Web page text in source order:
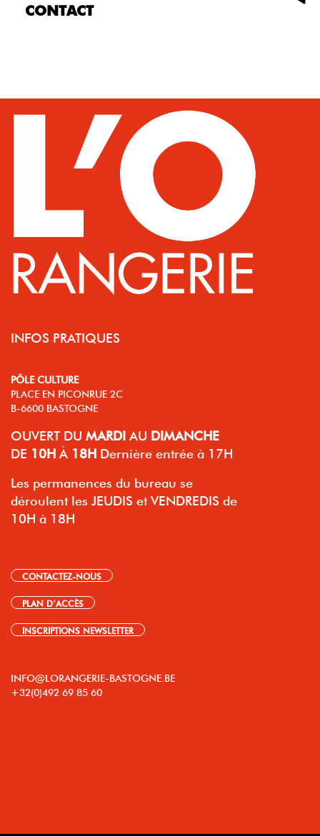
CONTACT
INFOS PRATIQUES
PÔLE CULTURE
PLACE EN PICONRUE 2C
B-6600 BASTOGNE
OUVERT DU MARDI AU DIMANCHE
DE 10H À 18H Dernière entrée à 17H
Les permanences du bureau se
déroulent les JEUDIS et VENDREDIS de
10H à 18H
CONTACTEZ-NOUS
PLAN D’ACCÈS
INSCRIPTIONS NEWSLETTER
INFO@LORANGERIE-BASTOGNE.BE
+32(0)492 69 85 60